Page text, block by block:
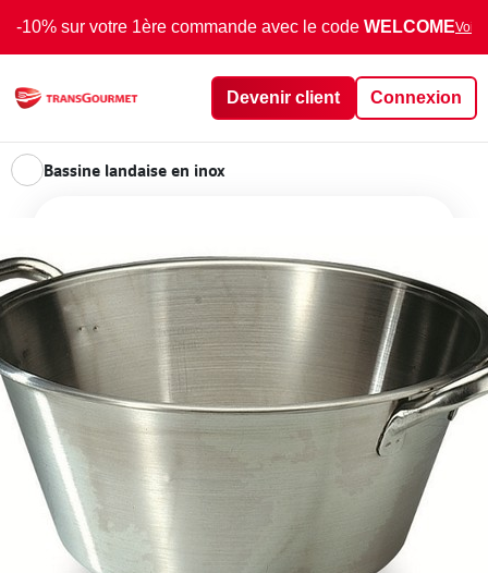
-10% sur votre 1ère commande avec le code WELCOMEVoir
Devenir client Connexion
Bassine landaise en inox